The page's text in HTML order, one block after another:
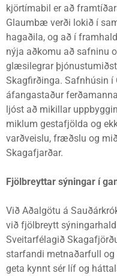
kjörtímabil er að
Glaumbæ verði lokið í
hagaðila, og að í
nýja aðkomu að safninu
glæsilegrar
Skagfirðinga. Safnhúsin
áfangastaður
ljóst að mikillar
miklum gestafjölda og
varðveislu, fræðslu og
Skagafjarðar.
Fjölbreyttar sýningar í
Við Aðalgötu á
við fjölbreytt
Sveitarfélagið
starfandi metnaðarfull og
geta kynnt sér líf og